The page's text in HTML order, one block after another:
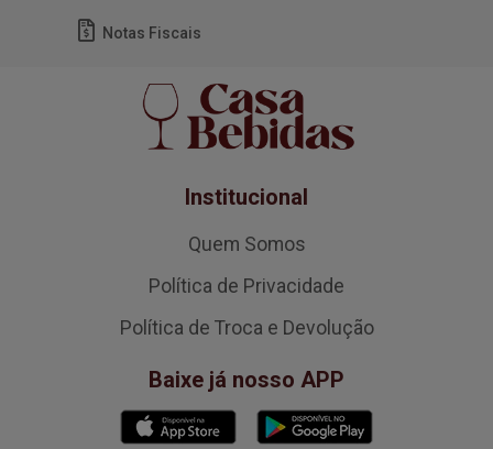
Notas Fiscais
Institucional
Quem Somos
Política de Privacidade
Política de Troca e Devolução
Baixe já nosso APP